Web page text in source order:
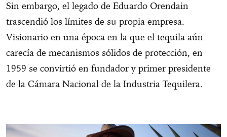
Sin embargo, el legado de Eduardo Orendain
trascendió los límites de su propia empresa.
Visionario en una época en la que el tequila aún
carecía de mecanismos sólidos de protección, en
1959 se convirtió en fundador y primer presidente
de la Cámara Nacional de la Industria Tequilera.